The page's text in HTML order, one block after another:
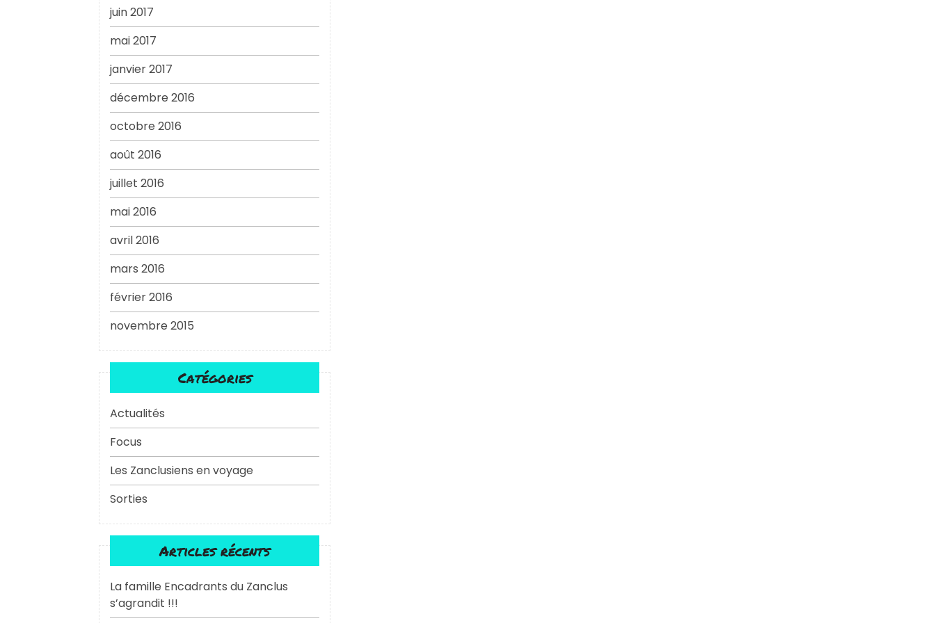
juin 2017
mai 2017
janvier 2017
décembre 2016
octobre 2016
août 2016
juillet 2016
mai 2016
avril 2016
mars 2016
février 2016
novembre 2015
Catégories
Actualités
Focus
Les Zanclusiens en voyage
Sorties
Articles récents
La famille Encadrants du Zanclus
s’agrandit !!!